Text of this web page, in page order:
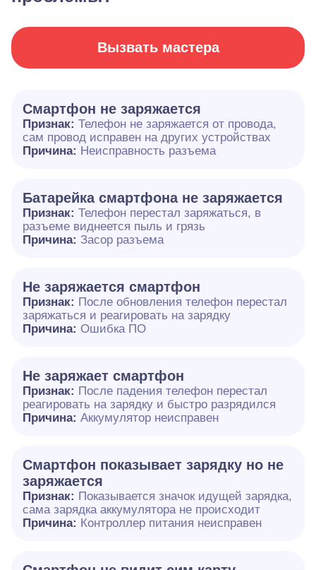
Вызвать мастера
Смартфон не заряжается
Признак: Телефон не заряжается от провода,
сам провод исправен на других устройствах
Причина: Неисправность разъема
Батарейка смартфона не заряжается
Признак: Телефон перестал заряжаться, в
разъеме виднеется пыль и грязь
Причина: Засор разъема
Не заряжается смартфон
Признак: После обновления телефон перестал
заряжаться и реагировать на зарядку
Причина: Ошибка ПО
Не заряжает смартфон
Признак: После падения телефон перестал
реагировать на зарядку и быстро разрядился
Причина: Аккумулятор неисправен
Смартфон показывает зарядку но не
заряжается
Признак: Показывается значок идущей зарядка,
сама зарядка аккумулятора не происходит
Причина: Контроллер питания неисправен